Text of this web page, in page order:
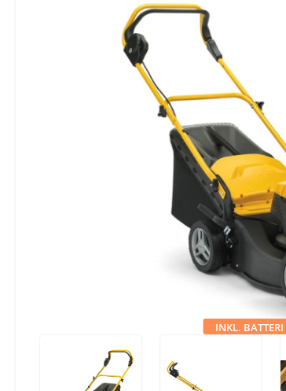
INKL.